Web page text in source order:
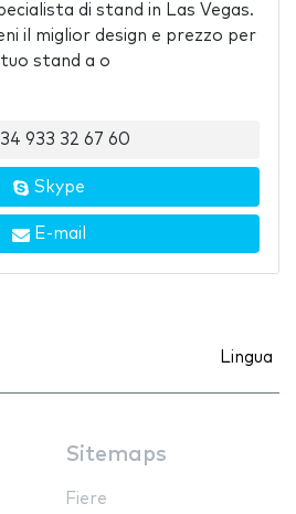
di stand in Las Vegas.
il miglior design e prezzo per
stand a o
933 32 67 60
Skype
E-mail
Lingua
Sitemaps
Fiere